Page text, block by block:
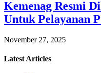
Kemenag Resmi
Untuk Pelayanan
November 27, 2025
Latest Articles